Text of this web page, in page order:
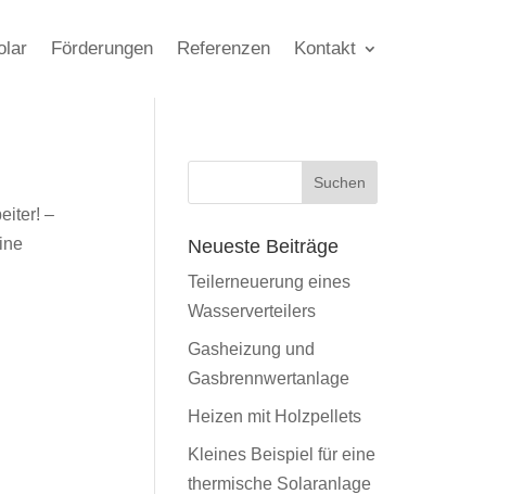
Förderungen Referenzen Kontakt
–
Neueste Beiträge
Teilerneuerung eines
Wasserverteilers
Gasheizung und
Gasbrennwertanlage
Heizen mit Holzpellets
Kleines Beispiel für eine
thermische Solaranlage